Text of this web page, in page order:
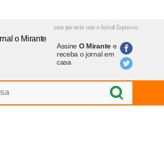
uma parceria com o Jornal Expresso
Assine O Mirantee
receba o jornal em
casa